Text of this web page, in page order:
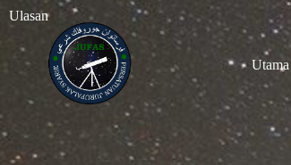
Utama
Ulasan